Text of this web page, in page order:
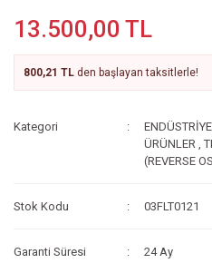
13.500,00 TL
800,21 TL den başlayan taksitlerle!
Kategori
ÜRÜNLER ,
(REVERSE
Stok Kodu 03FLT0121
Garanti Süresi 24 Ay